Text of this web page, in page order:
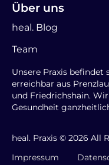
Über uns
heal. Blog
Team
Unsere Praxis
erreichbar aus
und Friedrichshain.
Gesundheit
heal. Praxis © 2026 All
Impressum